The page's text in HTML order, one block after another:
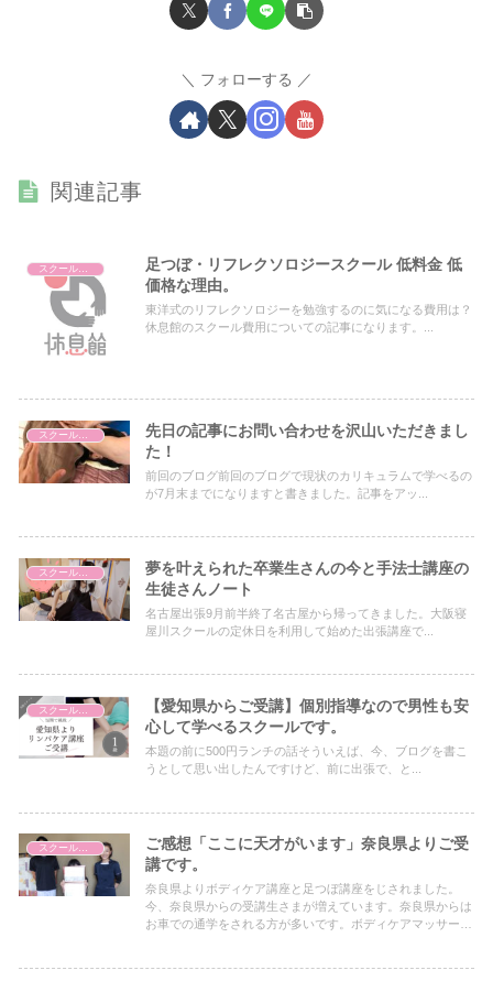
フォローする
関連記事
足つぼ・リフレクソロジースクール 低料金 低
価格な理由。
東洋式のリフレクソロジーを勉強するのに気になる費用は？
休息館のスクール費用についての記事になります。...
スクールについて
先日の記事にお問い合わせを沢山いただきまし
た！
前回のブログ前回のブログで現状のカリキュラムで学べるの
が7月末までになりますと書きました。記事をアッ...
スクールについて
夢を叶えられた卒業生さんの今と手法士講座の
生徒さんノート
名古屋出張9月前半終了名古屋から帰ってきました。大阪寝
屋川スクールの定休日を利用して始めた出張講座で...
スクールについて
【愛知県からご受講】個別指導なので男性も安
心して学べるスクールです。
本題の前に500円ランチの話そういえば、今、ブログを書こ
うとして思い出したんですけど、前に出張で、と...
スクールについて
ご感想「ここに天才がいます」奈良県よりご受
講です。
奈良県よりボディケア講座と足つぼ講座をじされました。
今、奈良県からの受講生さまが増えています。奈良県からは
お車での通学をされる方が多いです。ボディケアマッサー